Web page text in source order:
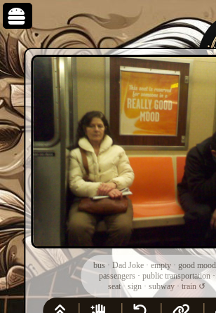
bus· Dad Joke· empty· good mood
passengers · public transportation·
seat·sign ·subway ·train ↺